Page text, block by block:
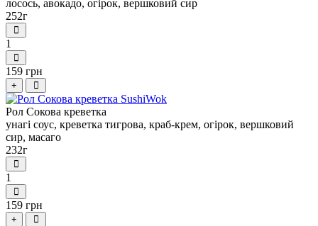
лосось, авокадо, огірок, вершковий сир
252г
1
159 грн
+
Рол Сокова креветка
унагі соус, креветка тигрова, краб-крем, огірок, вершковий
сир, масаго
232г
1
159 грн
+